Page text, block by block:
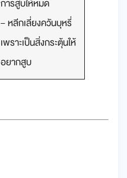
การสูบให้หมด
– หลีกเลี่ยงควันบุหรี่
เพราะเป็นสิ่งกระตุ้นให้
อยากสูบ